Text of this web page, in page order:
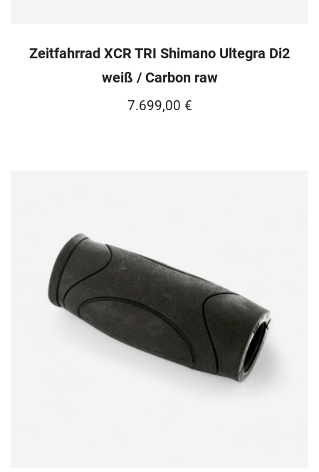
Zeitfahrrad XCR TRI Shimano Ultegra Di2
weiß / Carbon raw
7.699,00 €